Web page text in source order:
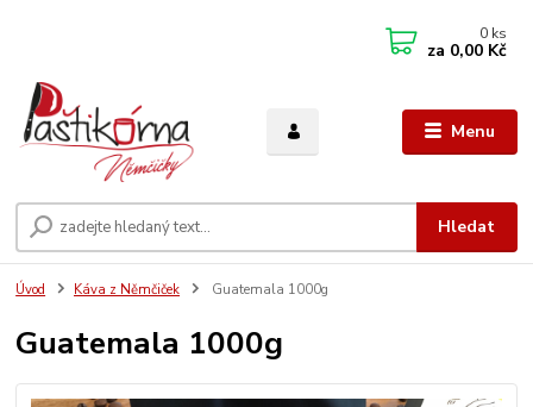
Menu
Hledat
0 ks
za 0,00 Kč
Úvod Káva z Němčiček Guatemala 1000g
Guatemala 1000g